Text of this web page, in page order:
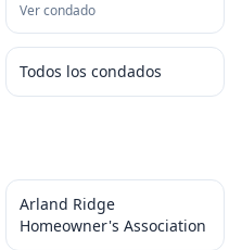
Ver condado
Todos los condados
Arland Ridge
Homeowner's Association